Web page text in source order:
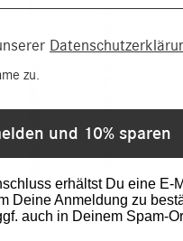
zu.
und 10% sparen
erhältst Du eine E-
Deine Anmeldung zu
auch in Deinem Spam-